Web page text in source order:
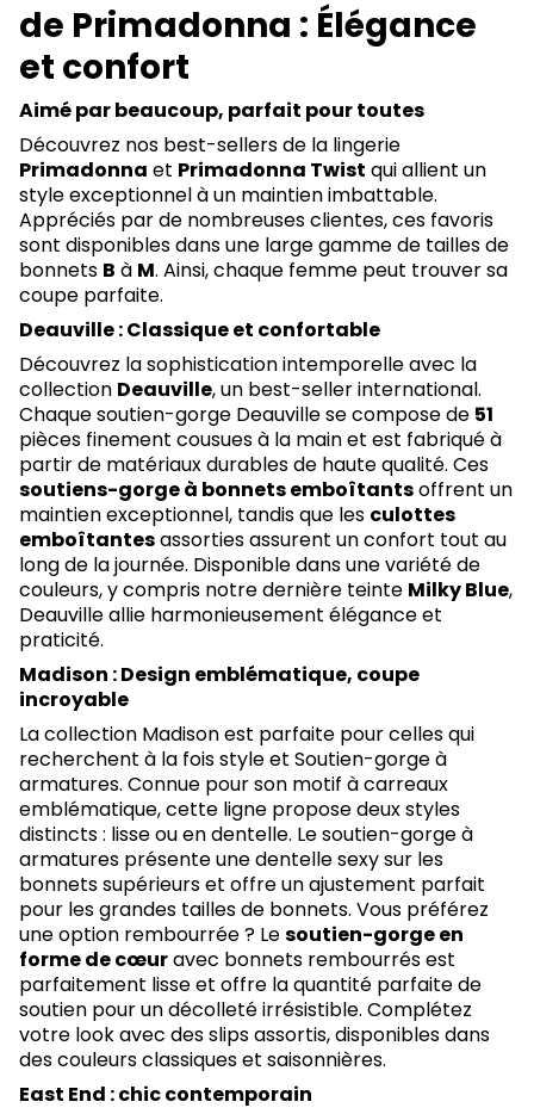
de Primadonna : Élégance
et confort
Aimé par beaucoup, parfait pour toutes
Découvrez nos best-sellers de la lingerie
Primadonna et Primadonna Twist qui allient un
style exceptionnel à un maintien imbattable.
Appréciés par de nombreuses clientes, ces favoris
sont disponibles dans une large gamme de tailles de
bonnets B à M. Ainsi, chaque femme peut trouver sa
coupe parfaite.
Deauville : Classique et confortable
Découvrez la sophistication intemporelle avec la
collection Deauville, un best-seller international.
Chaque soutien-gorge Deauville se compose de 51
pièces finement cousues à la main et est fabriqué à
partir de matériaux durables de haute qualité. Ces
soutiens-gorge à bonnets emboîtantsoffrent un
maintien exceptionnel, tandis que les culottes
emboîtantesassorties assurent un confort tout au
long de la journée. Disponible dans une variété de
couleurs, y compris notre dernière teinte Milky Blue,
Deauville allie harmonieusement élégance et
praticité.
Madison : Design emblématique, coupe
incroyable
La collection Madison est parfaite pour celles qui
recherchent à la fois style et Soutien-gorge à
armatures. Connue pour son motif à carreaux
emblématique, cette ligne propose deux styles
distincts : lisse ou en dentelle. Le soutien-gorge à
armatures présente une dentelle sexy sur les
bonnets supérieurs et offre un ajustement parfait
pour les grandes tailles de bonnets. Vous préférez
une option rembourrée ? Lesoutien-gorge en
forme de cœuravec bonnets rembourrés est
parfaitement lisse et offre la quantité parfaite de
soutien pour un décolleté irrésistible. Complétez
votre look avec des slips assortis, disponibles dans
des couleurs classiques et saisonnières.
East End : chic contemporain